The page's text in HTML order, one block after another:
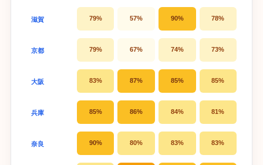
滋賀 79% 57% 90% 78%
京都 79% 67% 74% 73%
大阪 83% 87% 85% 85%
兵庫 85% 86% 84% 81%
奈良 90% 80% 83% 83%